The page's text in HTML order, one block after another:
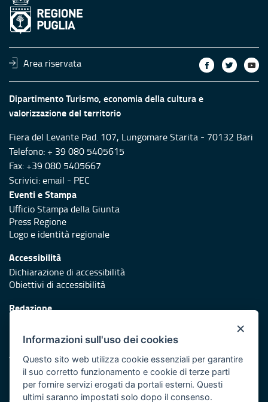
Area riservata
Dipartimento Turismo, economia della cultura e
valorizzazione del territorio
Fiera del Levante Pad. 107, Lungomare Starita - 70132 Bari
Telefono: + 39 080 5405615
Fax: +39 080 5405667
Scrivici:email - PEC
Eventi e Stampa
Ufficio Stampa della Giunta
Press Regione
Logo e identità regionale
Accessibilità
Dichiarazione di accessibilità
Obiettivi di accessibilità
Redazione
Protezione civile
Vai al sito di Protezione Civile Puglia
Iniziativa finanziata con risorse del POR Puglia 2014/2020 -
Asse XI
×
Informazioni sull'uso dei cookies
Questo sito web utilizza cookie essenziali per garantire
il suo corretto funzionamento e cookie di terze parti
per fornire servizi erogati da portali esterni. Questi
ultimi saranno impostati solo dopo il consenso.